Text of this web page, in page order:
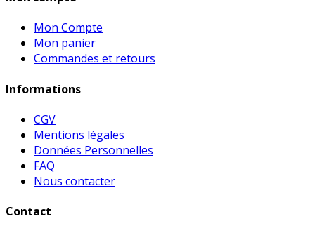
Mon Compte
Mon panier
Commandes et retours
Informations
CGV
Mentions légales
Données Personnelles
FAQ
Nous contacter
Contact